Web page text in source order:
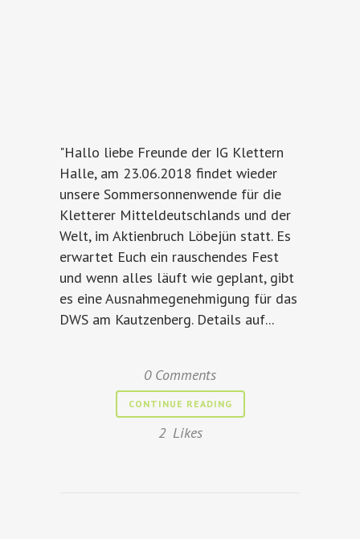
"Hallo liebe Freunde der IG Klettern
Halle, am 23.06.2018 findet wieder
unsere Sommersonnenwende für die
Kletterer Mitteldeutschlands und der
Welt, im Aktienbruch Löbejün statt. Es
erwartet Euch ein rauschendes Fest
und wenn alles läuft wie geplant, gibt
es eine Ausnahmegenehmigung für das
DWS am Kautzenberg. Details auf...
0 Comments
CONTINUE READING
2 Likes